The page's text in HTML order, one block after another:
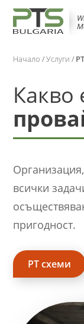
Начало /Услуги /
Какво
всички
пригодност.
PT схеми